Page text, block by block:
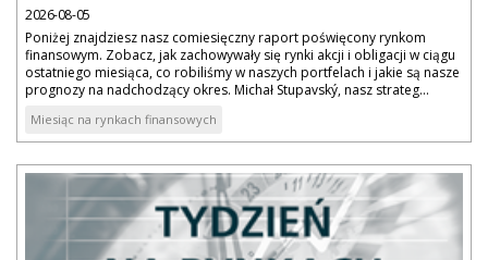
2026-08-05
Poniżej znajdziesz nasz comiesięczny raport poświęcony rynkom
finansowym. Zobacz, jak zachowywały się rynki akcji i obligacji w ciągu
ostatniego miesiąca, co robiliśmy w naszych portfelach i jakie są nasze
prognozy na nadchodzący okres. Michał Stupavský, nasz strateg...
Miesiąc na rynkach finansowych